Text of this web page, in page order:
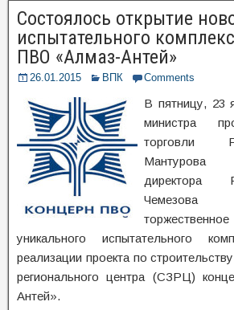
Состоялось открытие
испытательного
ПВО «Алмаз-Антей»
26.01.2015 ВПК Comments
В пятницу, 23
министра
торговли
Мантурова
директора
Чемезова
уникального испытательного
реализации проекта по
регионального центра (СЗРЦ)
Антей».